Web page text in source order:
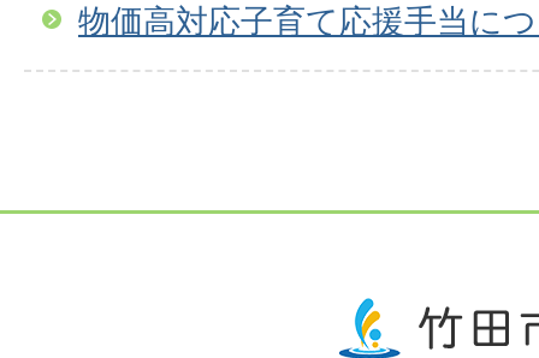
物価高対応子育て応援手当に